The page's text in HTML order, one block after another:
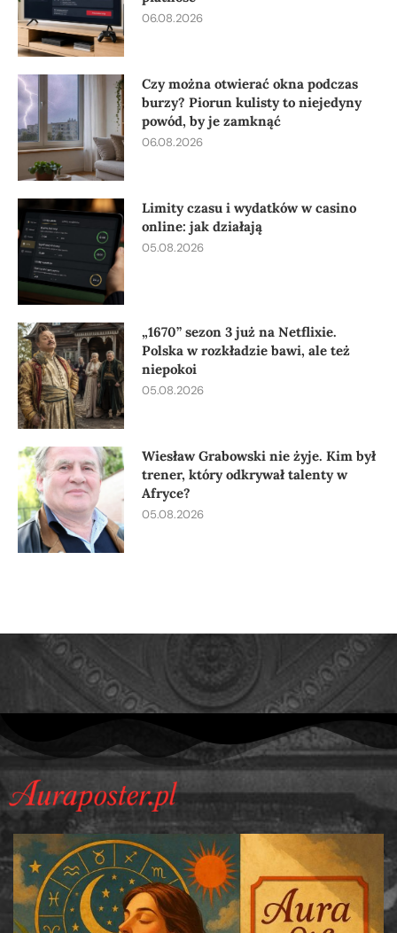
06.08.2026
Czy można otwierać okna podczas
burzy? Piorun kulisty to niejedyny
powód, by je zamknąć
06.08.2026
Limity czasu i wydatków w casino
online: jak działają
05.08.2026
„1670” sezon 3 już na Netflixie.
Polska w rozkładzie bawi, ale też
niepokoi
05.08.2026
Wiesław Grabowski nie żyje. Kim był
trener, który odkrywał talenty w
Afryce?
05.08.2026